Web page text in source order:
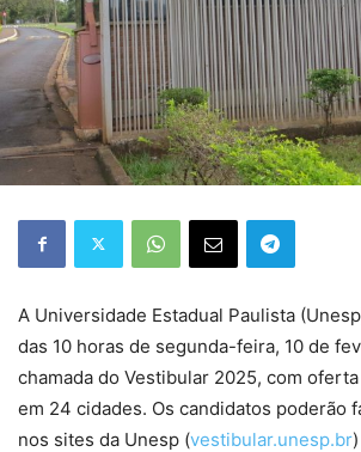
A Universidade Estadual Paulista
das 10 horas de segunda-feira, 10 de
chamada do Vestibular 2025, com
em 24 cidades. Os candidatos poderão
nos sites da Unesp (vestibular.unesp.br